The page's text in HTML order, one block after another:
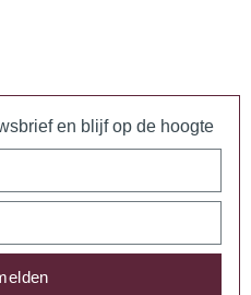
en blijf op de hoogte